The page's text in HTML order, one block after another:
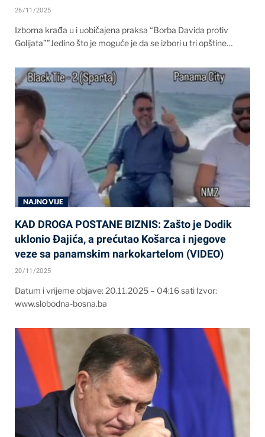
26/11/2025
Izborna krađa u i uobičajena praksa “Borba Davida protiv
Golijata””Jedino što je moguće je da se izbori u tri opštine…
NAJNOVIJE
KAD DROGA POSTANE BIZNIS: Zašto je Dodik
uklonio Đajića, a prećutao Košarca i njegove
veze sa panamskim narkokartelom (VIDEO)
20/11/2025
Datum i vrijeme objave: 20.11.2025 – 04:16 sati Izvor:
www.slobodna-bosna.ba